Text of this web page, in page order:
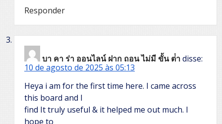
Responder
บา คา ร่า ออนไลน์ ฝาก ถอน ไม่มี ขั้น ต่ําdisse:
10 de agosto de 2025 às 05:13
Heya i am for the first time here. I came across
this board and I
find It truly useful & it helped me out much. I
hope to